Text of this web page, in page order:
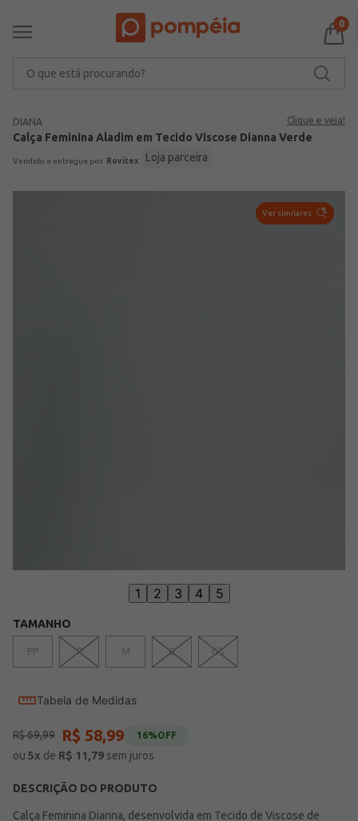
0
DIANA Clique e veja!
Calça Feminina Aladim em Tecido Viscose Dianna Verde
Rovitex Loja parceira
Ver similares
1 2 3 4 5
TAMANHO
PP P M G GG
Tabela de Medidas
R$69,99 R$ 58,99 16%OFF
ou 5x de R$ 11,79 sem juros
DESCRIÇÃO DO PRODUTO
Calça Feminina Dianna, desenvolvida em Tecido de Viscose de